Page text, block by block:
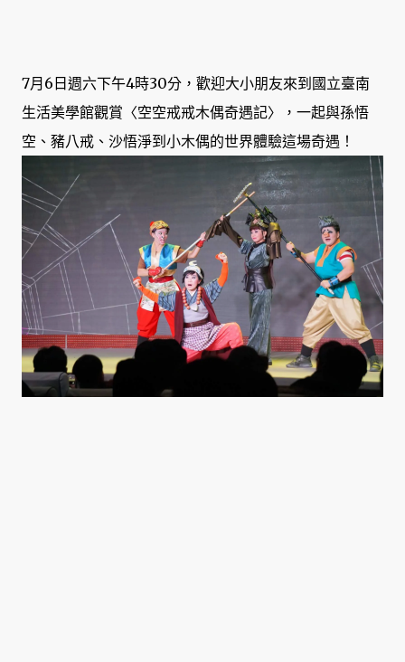
7月6日週六下午4時30分，歡迎大小朋友來到國立臺南
生活美學館觀賞〈空空戒戒木偶奇遇記〉，一起與孫悟
空、豬八戒、沙悟淨到小木偶的世界體驗這場奇遇！